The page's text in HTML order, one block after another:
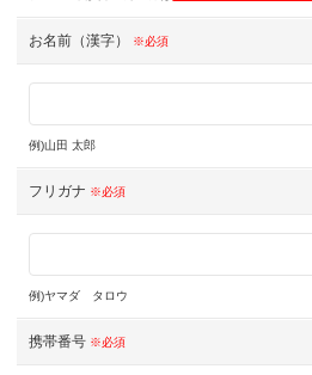
お名前（漢字） ※必須
例)山田 太郎
フリガナ ※必須
例)ヤマダ タロウ
携帯番号 ※必須